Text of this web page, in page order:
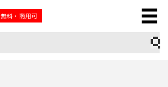
無料・商用可